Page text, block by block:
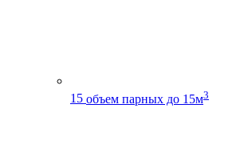
15 объем парных до 15м3